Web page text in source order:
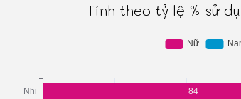
Tính theo tỷ lệ % sử